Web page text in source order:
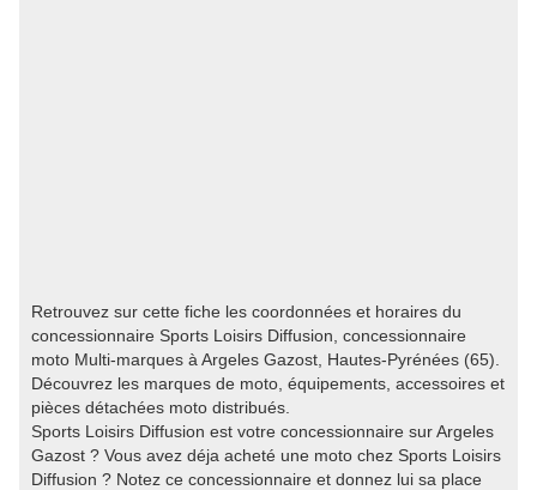
Retrouvez sur cette fiche les coordonnées et horaires du
concessionnaire Sports Loisirs Diffusion, concessionnaire
moto Multi-marques à Argeles Gazost, Hautes-Pyrénées (65).
Découvrez les marques de moto, équipements, accessoires et
pièces détachées moto distribués.
Sports Loisirs Diffusion est votre concessionnaire sur Argeles
Gazost ? Vous avez déja acheté une moto chez Sports Loisirs
Diffusion ? Notez ce concessionnaire et donnez lui sa place